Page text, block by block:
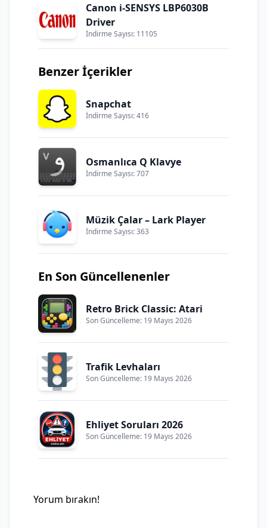
Canon i-SENSYS LBP6030B
Driver
İndirme Sayısı: 11105
Benzer İçerikler
Snapchat
İndirme Sayısı: 416
Osmanlıca Q Klavye
İndirme Sayısı: 707
Müzik Çalar – Lark Player
İndirme Sayısı: 363
En Son Güncellenenler
Retro Brick Classic: Atari
Son Güncelleme: 19 Mayıs 2026
Trafik Levhaları
Son Güncelleme: 19 Mayıs 2026
Ehliyet Soruları 2026
Son Güncelleme: 19 Mayıs 2026
Yorum bırakın!